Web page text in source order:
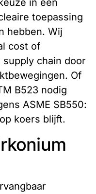
toepassing
hebben. Wij
cost of
supply chain door
Of
B523 nodig
ASME SB550:
koers blijft.